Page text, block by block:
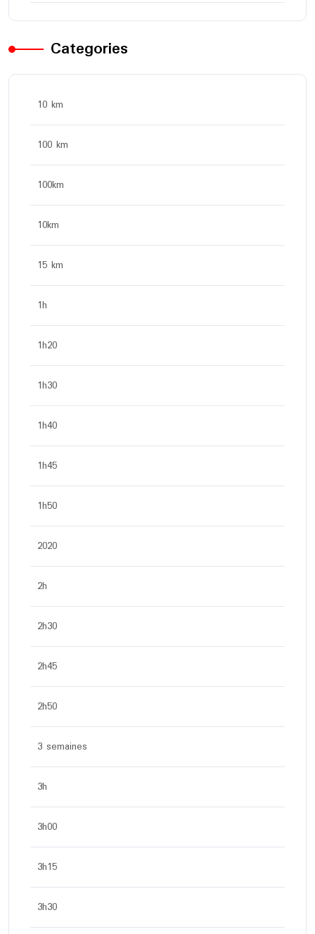
Categories
10 km
100 km
100km
10km
15 km
1h
1h20
1h30
1h40
1h45
1h50
2020
2h
2h30
2h45
2h50
3 semaines
3h
3h00
3h15
3h30